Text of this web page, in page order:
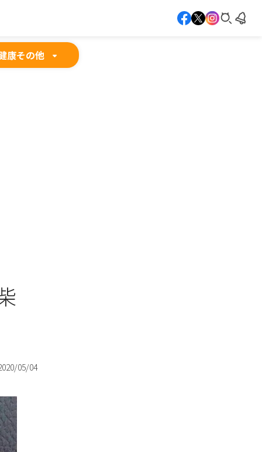
康その他
05/04